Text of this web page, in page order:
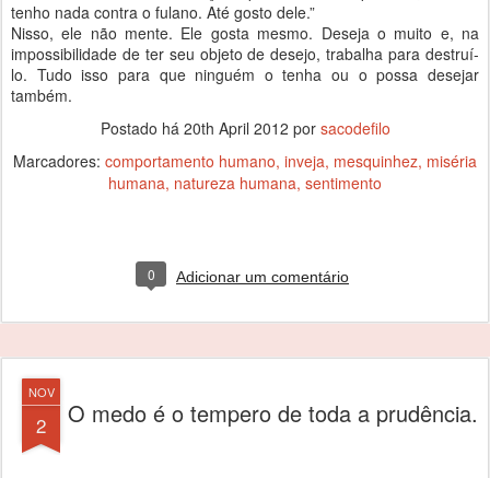
tenho nada contra o fulano. Até gosto dele.”
Nisso, ele não mente. Ele gosta mesmo. Deseja o muito e, na
impossibilidade de ter seu objeto de desejo, trabalha para destruí-
lo. Tudo isso para que ninguém o tenha ou o possa desejar
também.
Postado há 20th April 2012 por sacodefilo
Marcadores: comportamento humano inveja mesquinhez miséria
humana natureza humana sentimento
0 Adicionar um comentário
NOV
2 O medo é o tempero de toda a prudência.